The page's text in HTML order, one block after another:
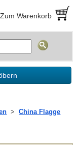
Zum Warenkorb
China Flagge